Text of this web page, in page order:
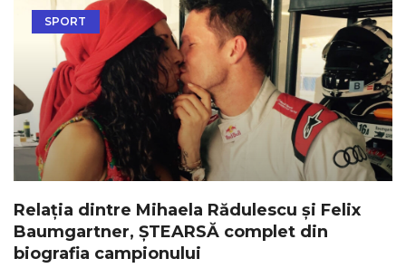
SPORT
Relația dintre Mihaela Rădulescu și Felix
Baumgartner, ȘTEARSĂ complet din
biografia campionului